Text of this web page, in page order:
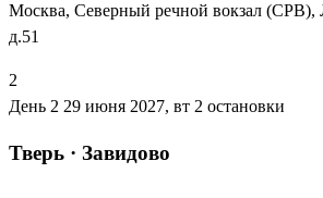
Москва, Северный речной вокзал (СРВ),
д.51
2
День 2 29 июня 2027, вт 2 остановки
Тверь · Завидово